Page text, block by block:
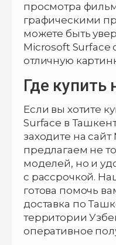
просмотра
графическими
можете быть
Microsoft Surface
отличную
Где купить
Если вы хотите
Surface в
заходите на
предлагаем не
моделей, но и
с рассрочкой.
готова помочь
доставка по
территории
оперативное